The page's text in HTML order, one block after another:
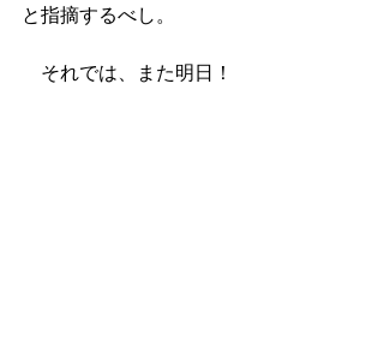
と指摘するべし。
それでは、また明日！